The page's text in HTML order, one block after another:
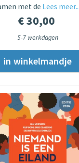
met de Lees meer...
€ 30,00
5-7 werkdagen